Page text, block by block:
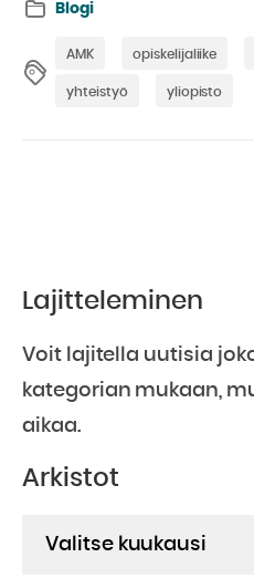
Blogi
AMK opiskelijaliike
yhteistyö yliopisto
Lajitteleminen
Voit lajitella uutisia
kategorian mukaan,
aikaa.
Arkistot